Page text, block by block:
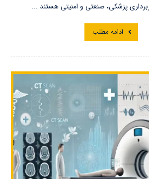
پزشکی، صنعتی و امنیتی هستند ...
ادامه مطلب